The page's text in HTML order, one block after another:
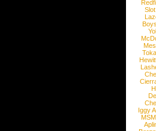
Slot
Boys
Toka
Iggy